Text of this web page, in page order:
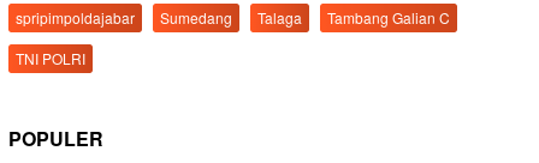
spripimpoldajabar
Sumedang Talaga
Tambang Galian C
TNI POLRI
POPULER